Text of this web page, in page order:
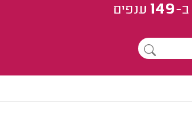
ב-149 ענפים